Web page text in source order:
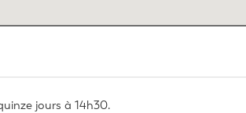
jours à 14h30.